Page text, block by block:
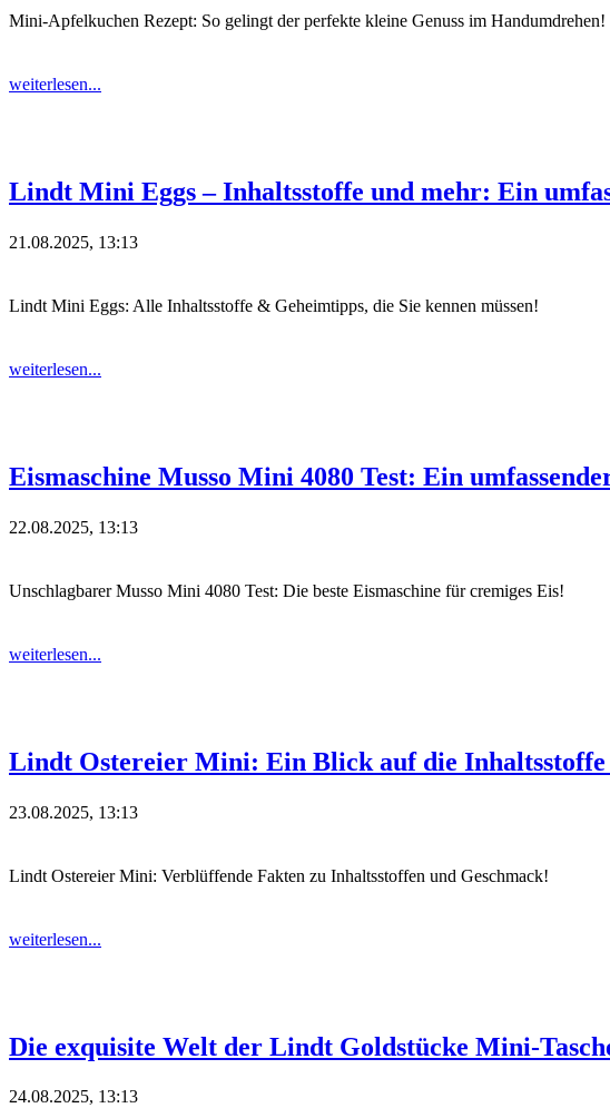
Mini-Apfelkuchen Rezept: So gelingt der perfekte kleine Genuss im Handumdrehen!
weiterlesen...
Lindt Mini Eggs – Inhaltsstoffe und mehr: Ein
21.08.2025, 13:13
Lindt Mini Eggs: Alle Inhaltsstoffe & Geheimtipps, die Sie kennen müssen!
weiterlesen...
Eismaschine Musso Mini 4080 Test: Ein
22.08.2025, 13:13
Unschlagbarer Musso Mini 4080 Test: Die beste Eismaschine für cremiges Eis!
weiterlesen...
Lindt Ostereier Mini: Ein Blick auf die Inhaltsstoffe
23.08.2025, 13:13
Lindt Ostereier Mini: Verblüffende Fakten zu Inhaltsstoffen und Geschmack!
weiterlesen...
Die exquisite Welt der Lindt Goldstücke Mini-
24.08.2025, 13:13